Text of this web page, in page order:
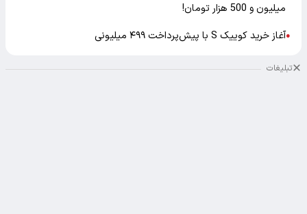
میلیون و 500 هزار تومان!
●آغاز خرید کوییک S با پیش‌پرداخت ۴۹۹ میلیونی
تبلیغات